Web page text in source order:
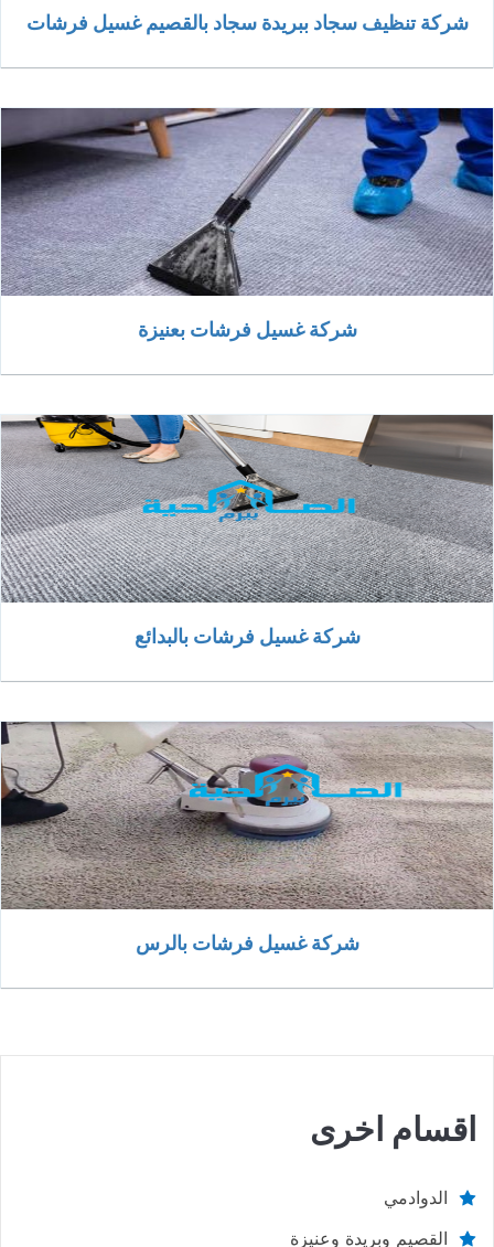
شركة تنظيف سجاد ببريدة سجاد بالقصيم غسيل فرشات
شركة غسيل فرشات بعنيزة
شركة غسيل فرشات بالبدائع
شركة غسيل فرشات بالرس
اقسام اخرى
الدوادمي
القصيم وبريدة وعنيزة